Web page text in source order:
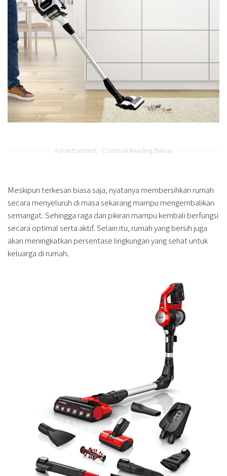
Advertisement - Continue Reading Below
Meskipun terkesan biasa saja, nyatanya membersihkan rumah
secara menyeluruh di masa sekarang mampu mengembalikan
semangat. Sehingga raga dan pikiran mampu kembali berfungsi
secara optimal serta aktif. Selain itu, rumah yang bersih juga
akan meningkatkan persentase lingkungan yang sehat untuk
keluarga di rumah.